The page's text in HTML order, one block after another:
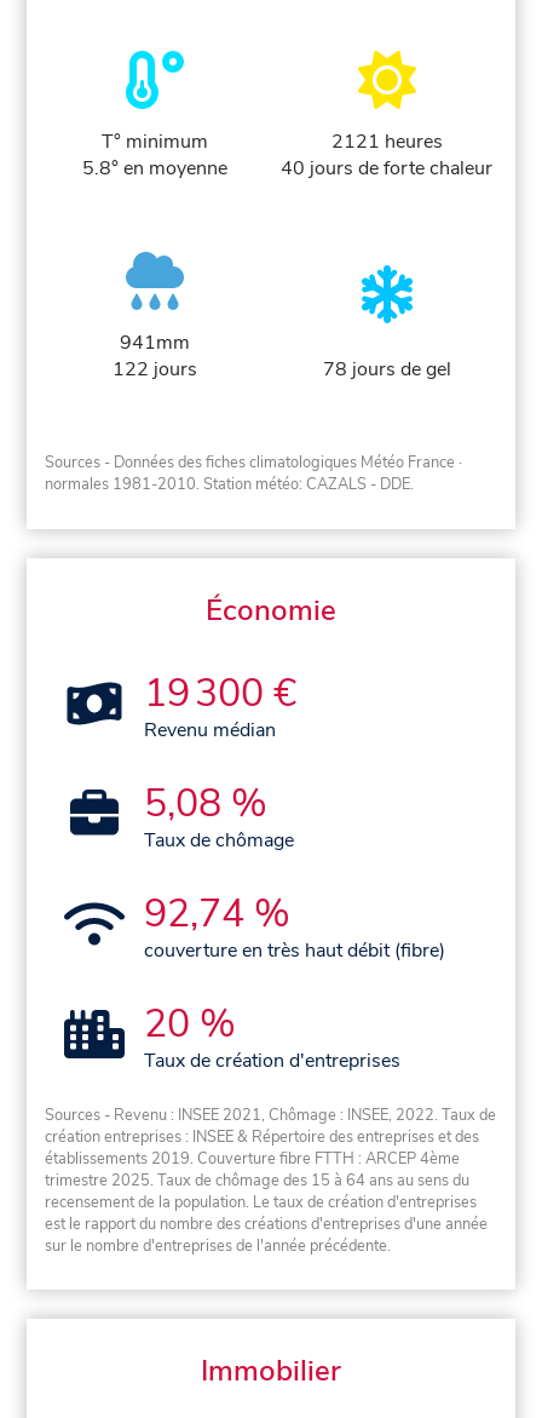
T° minimum
5.8° en moyenne
2121 heures
40 jours de forte chaleur
941mm
122 jours
78 jours de gel
Sources - Données des fiches climatologiques Météo France ·
normales 1981-2010. Station météo: CAZALS - DDE.
Économie
19 300 €
Revenu médian
5,08 %
Taux de chômage
92,74 %
couverture en très haut débit (fibre)
20 %
Taux de création d'entreprises
Sources - Revenu : INSEE 2021, Chômage : INSEE, 2022. Taux de
création entreprises : INSEE & Répertoire des entreprises et des
établissements 2019. Couverture fibre FTTH : ARCEP 4ème
trimestre 2025. Taux de chômage des 15 à 64 ans au sens du
recensement de la population. Le taux de création d'entreprises
est le rapport du nombre des créations d'entreprises d'une année
sur le nombre d'entreprises de l'année précédente.
Immobilier